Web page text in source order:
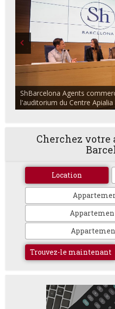
ShBarcelona Agents
l'auditorium du Centre Apialia
Cherchez votre
Location
Trouvez-le maintenant